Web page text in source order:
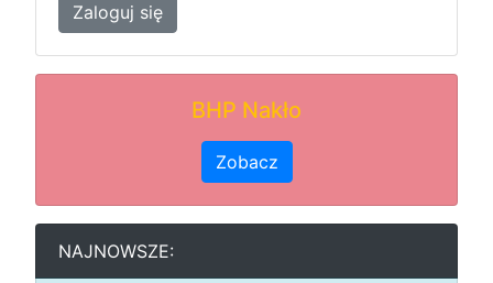
Zaloguj się
BHP Nakło
Zobacz
NAJNOWSZE: